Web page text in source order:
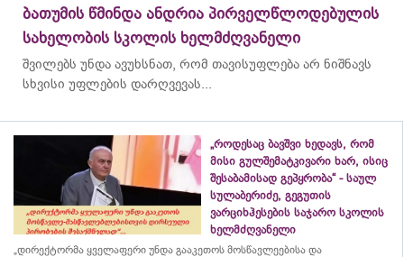
ბათუმის წმინდა ანდრია პირველწლოდებულის
სახელობის სკოლის ხელმძღვანელი
შვილებს უნდა ავუხსნათ, რომ თავისუფლება არ ნიშნავს
სხვისი უფლების დარღვევას...
„როდესაც ბავშვი ხედავს, რომ
მისი გულშემატკივარი ხარ, ისიც
შესაბამისად გეპყრობა“ - საულ
სულაბერიძე, გეგუთის
ვარციხჰესების საჯარო სკოლის
ხელმძღვანელი
„დირექტორმა ყველაფერი უნდა გააკეთოს მოსწავლეებისა და